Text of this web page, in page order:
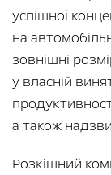
успішної
на
зовнішні
у власній
а також
Розкішний